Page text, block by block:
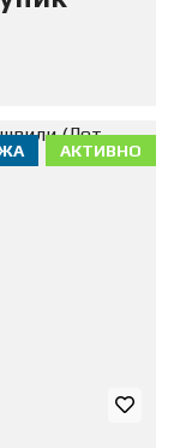
АКТИВНО